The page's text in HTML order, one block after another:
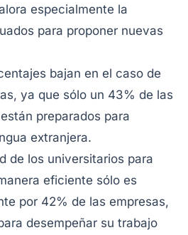
especialmente la
para proponer nuevas
bajan en el caso de
ya que sólo un 43% de las
preparados para
extranjera.
de los universitarios para
eficiente sólo es
por 42% de las empresas,
desempeñar su trabajo